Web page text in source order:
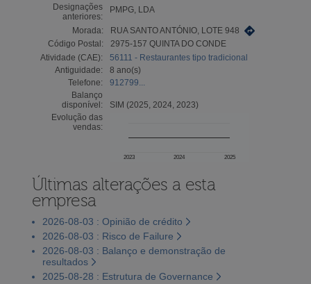
Designações
anteriores:
PMPG, LDA
Morada:
RUA SANTO ANTÓNIO, LOTE 948
Código Postal:
2975-157 QUINTA DO CONDE
Atividade (CAE):
56111 - Restaurantes tipo tradicional
Antiguidade:
8 ano(s)
Telefone:
912799...
Balanço
disponível:
SIM (2025, 2024, 2023)
Evolução das
vendas:
2023 2024 2025
Últimas alterações a esta
empresa
2026-08-03 : Opinião de crédito
2026-08-03 : Risco de Failure
2026-08-03 : Balanço e demonstração de
resultados
2025-08-28 : Estrutura de Governance